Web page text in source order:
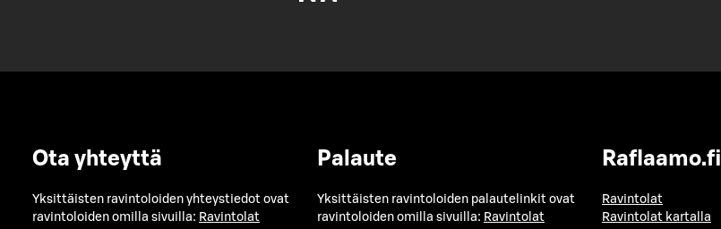
Ota yhteyttä
Yksittäisten ravintoloiden yhteystiedot ovat
ravintoloiden omilla sivuilla: Ravintolat
Palaute
Yksittäisten ravintoloiden palautelinkit ovat
ravintoloiden omilla sivuilla: Ravintolat
Raflaamo.fi
Ravintolat
Ravintolat kartalla